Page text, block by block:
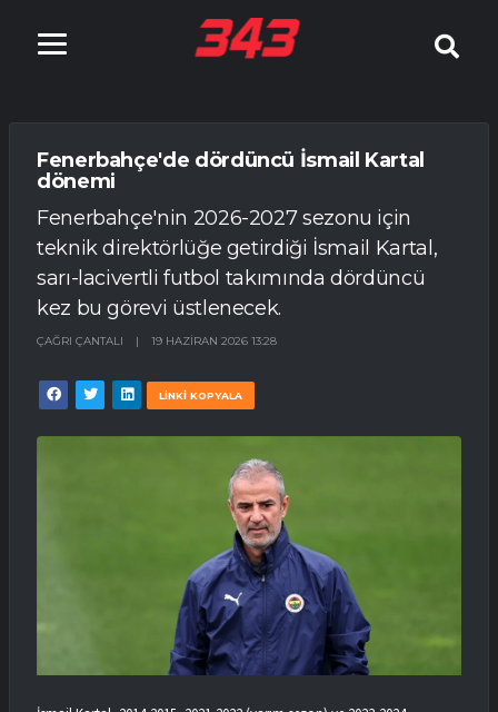
Fenerbahçe'de dördüncü İsmail Kartal
dönemi
Fenerbahçe'nin 2026-2027 sezonu için
teknik direktörlüğe getirdiği İsmail Kartal,
sarı-lacivertli futbol takımında dördüncü
kez bu görevi üstlenecek.
ÇAĞRI ÇANTALI | 19 HAZIRAN 2026 13:28
LİNKİ KOPYALA